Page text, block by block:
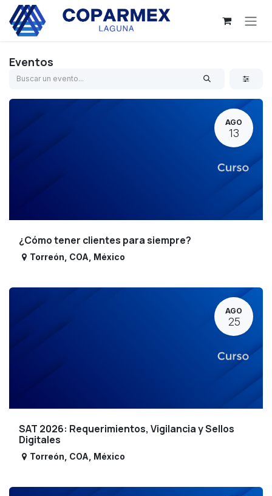
Ir al contenido
Eventos
AGO
13
¿Cómo tener clientes para siempre?
Torreón COA México
AGO
25
SAT 2026: Requerimientos, Vigilancia y Sellos
Digitales
Torreón COA México